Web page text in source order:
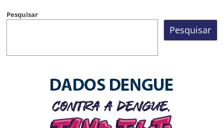
Pesquisar
Pesquisar